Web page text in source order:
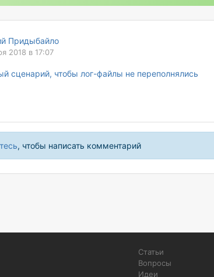
Придыбайло
2018 в 17:07
сценарий, чтобы лог-файлы не переполнялись
, чтобы написать комментарий
Статьи
Вопросы
Идеи